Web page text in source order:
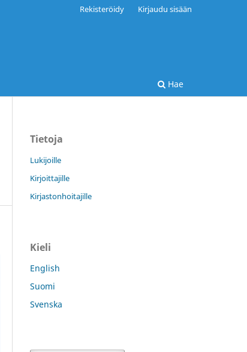
Hae
Rekisteröidy Kirjaudu sisään
Tietoja
Lukijoille
Kirjoittajille
Kirjastonhoitajille
Kieli
English
Suomi
Svenska